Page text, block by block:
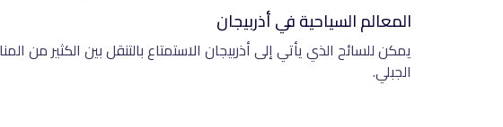
المعالم السياحية في أذربيجان
يمكن للسائح الذي يأتي إلى أذربيجان الاستمتاع بالتنقل بين الكثير
الجبلي.